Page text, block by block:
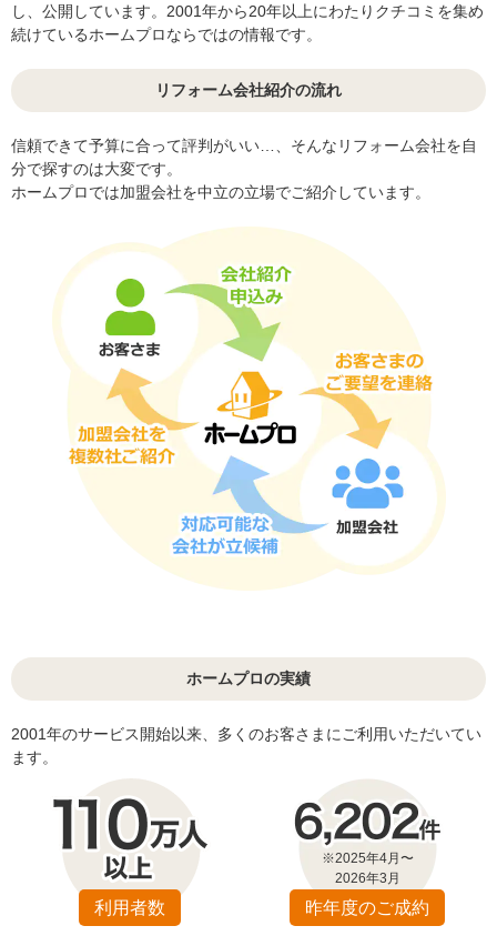
し、公開しています。2001年から20年以上にわたりクチコミを集め
続けているホームプロならではの情報です。
リフォーム会社紹介の流れ
信頼できて予算に合って評判がいい…、そんなリフォーム会社を自
分で探すのは大変です。
ホームプロでは加盟会社を中立の立場でご紹介しています。
ホームプロの実績
2001年のサービス開始以来、多くのお客さまにご利用いただいてい
ます。
利用者数
※2025年4月〜
2026年3月
昨年度のご成約